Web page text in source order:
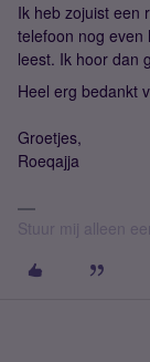
Ik heb zojuist een
telefoon nog even
leest. Ik hoor dan
Heel erg bedankt
Groetjes,
Roeqajja
Stuur mij alleen